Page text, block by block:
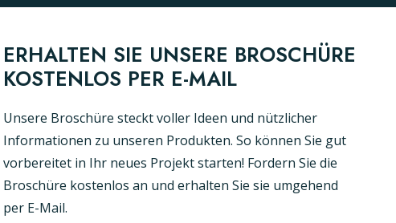
ERHALTEN SIE UNSERE BROSCHÜRE
KOSTENLOS PER E-MAIL
Unsere Broschüre steckt voller Ideen und nützlicher
Informationen zu unseren Produkten. So können Sie gut
vorbereitet in Ihr neues Projekt starten! Fordern Sie die
Broschüre kostenlos an und erhalten Sie sie umgehend
per E-Mail.